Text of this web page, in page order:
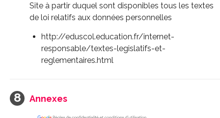
Site à partir duquel sont disponibles tous les textes
de loi relatifs aux données personnelles
http://eduscol.education.fr/internet-
responsable/textes-legislatifs-et-
reglementaires.html
Annexes